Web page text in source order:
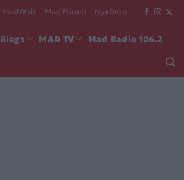
MadWalk Mad Forum NyxDrop
Blogs MAD TV Mad Radio 106.2